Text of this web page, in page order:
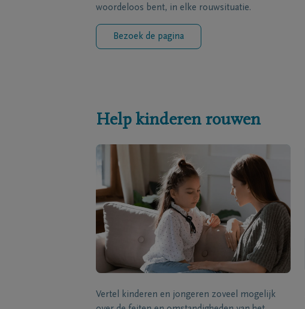
woordeloos bent, in elke rouwsituatie.
Bezoek de pagina
Help kinderen rouwen
Vertel kinderen en jongeren zoveel mogelijk